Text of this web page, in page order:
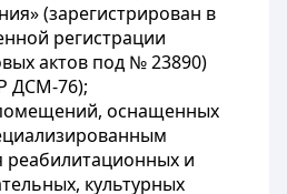
(зарегистрирован в
регистрации
актов под № 23890)
ДСМ-76);
оснащенных
реабилитационных и
культурных